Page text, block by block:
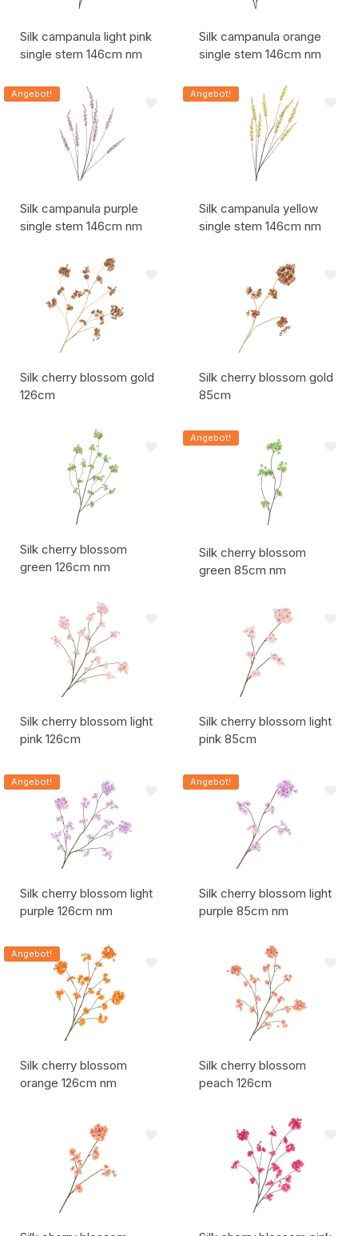
Silk campanula light pink
single stem 146cm nm
Artikelcode:
Silk campanula orange
single stem 146cm nm
Artikelcode:
Angebot!
Silk campanula purple
single stem 146cm nm
Angebot!
Silk campanula yellow
single stem 146cm nm
Silk cherry blossom gold
126cm
Silk cherry blossom gold
85cm
Artikelcode:
Silk cherry blossom
green 126cm nm
Angebot!
Silk cherry blossom
green 85cm nm
Silk cherry blossom light
pink 126cm
Artikelcode:
Silk cherry blossom light
pink 85cm
Artikelcode:
Angebot!
Silk cherry blossom light
purple 126cm nm
Artikelcode:
Angebot!
Silk cherry blossom light
purple 85cm nm
Angebot!
Silk cherry blossom
orange 126cm nm
Silk cherry blossom
peach 126cm